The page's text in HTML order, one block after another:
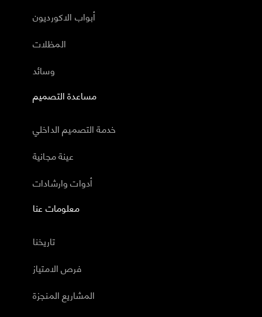
أبواب الاكورديون
المظلات
وسائد
مساعدة التصميم
خدمة التصميم الداخلي
عينة مجانية
أدوات وارشادات
معلومات عنا
تاريخنا
فرص الامتياز
المشاريع المنجزة